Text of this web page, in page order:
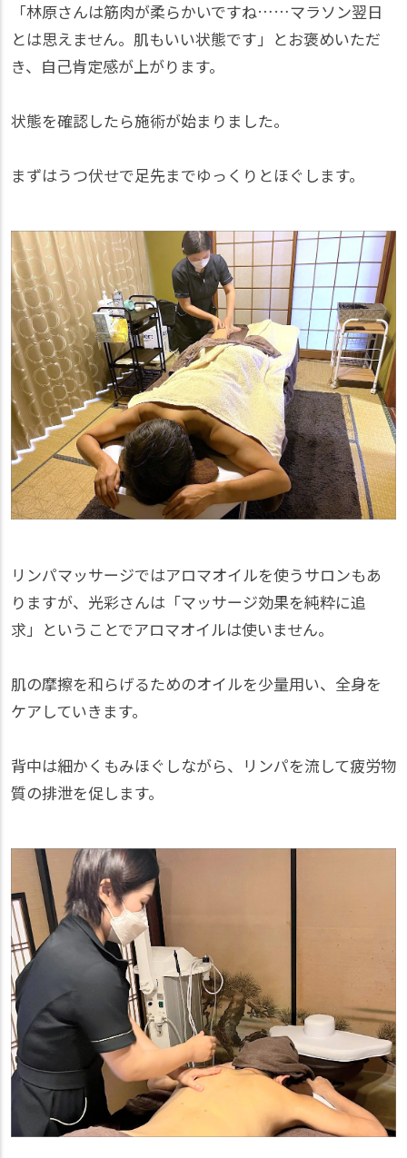
「林原さんは筋肉が柔らかいですね……マラソン翌日
とは思えません。肌もいい状態です」とお褒めいただ
き、自己肯定感が上がります。
状態を確認したら施術が始まりました。
まずはうつ伏せで足先までゆっくりとほぐします。
リンパマッサージではアロマオイルを使うサロンもあ
りますが、光彩さんは「マッサージ効果を純粋に追
求」ということでアロマオイルは使いません。
肌の摩擦を和らげるためのオイルを少量用い、全身を
ケアしていきます。
背中は細かくもみほぐしながら、リンパを流して疲労物
質の排泄を促します。